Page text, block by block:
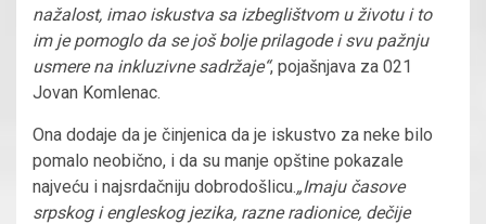
nažalost, imao iskustva sa izbeglištvom u životu i to
im je pomoglo da se još bolje prilagode i svu pažnju
usmere na inkluzivne sadržaje“, pojašnjava za 021
Jovan Komlenac.
Ona dodaje da je činjenica da je iskustvo za neke bilo
pomalo neobično, i da su manje opštine pokazale
najveću i najsrdačniju dobrodošlicu.„Imaju časove
srpskog i engleskog jezika, razne radionice, dečije